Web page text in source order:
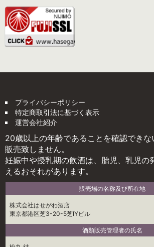
プライバシーポリシー
特定商取引法に基づく表示
運営会社紹介
20歳以上の年齢であることを確認でき
販売致しません。
妊娠中や授乳期の飲酒は、胎児、乳児の
えるおそれがあります。
販売場の名称及び所在地
株式会社はせがわ酒店
東京都港区芝3-20-5芝IYビル
酒類販売管理者の氏名